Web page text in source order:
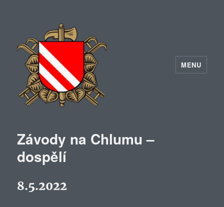
MENU
Závody na Chlumu –
dospělí
8.5.2022